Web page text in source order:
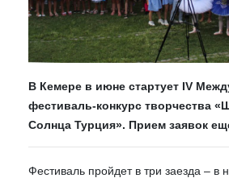
В Кемере в июне стартует IV
фестиваль-конкурс творчества
Солнца Турция». Прием заявок
Фестиваль пройдет в три заезда –